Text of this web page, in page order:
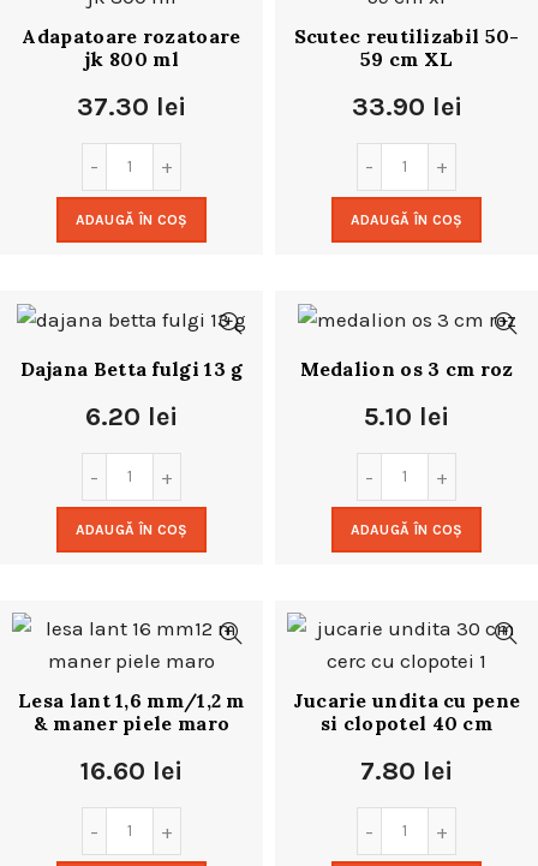
Adapatoare rozatoare
jk 800 ml
37.30 lei
ADAUGĂ ÎN COȘ
Scutec reutilizabil 50-
59 cm XL
33.90 lei
ADAUGĂ ÎN COȘ
Dajana Betta fulgi 13 g
6.20 lei
ADAUGĂ ÎN COȘ
Medalion os 3 cm roz
5.10 lei
ADAUGĂ ÎN COȘ
Lesa lant 1,6 mm/1,2 m
& maner piele maro
16.60 lei
Jucarie undita cu pene
si clopotel 40 cm
7.80 lei